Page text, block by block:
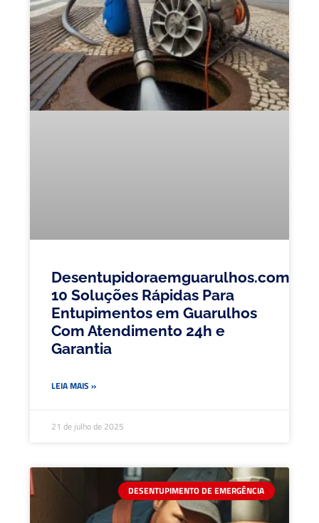
Desentupidoraemguarulhos.com.br:
10 Soluções Rápidas Para
Entupimentos em Guarulhos
Com Atendimento 24h e
Garantia
LEIA MAIS »
21 de julho de 2025
DESENTUPIMENTO DE EMERGÊNCIA